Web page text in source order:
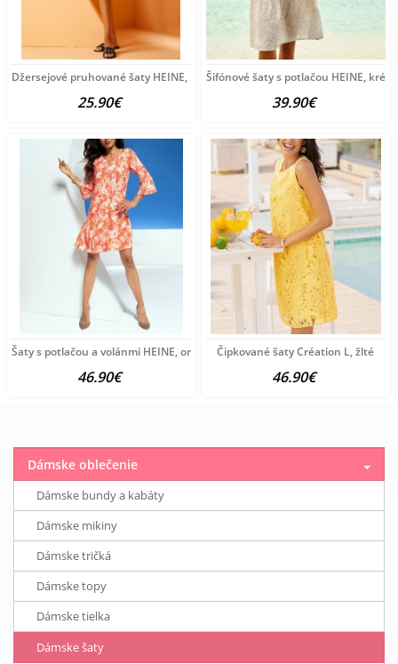
Džersejové pruhované šaty HEINE, bielo-čierne
25.90€
Šifónové šaty s potlačou HEINE,
39.90€
Šaty s potlačou a volánmi HEINE, oranžovo-krémová
46.90€
Čipkované šaty Création L, žlté
46.90€
Dámske oblečenie
Dámske bundy a kabáty
Dámske mikiny
Dámske tričká
Dámske topy
Dámske tielka
Dámske šaty